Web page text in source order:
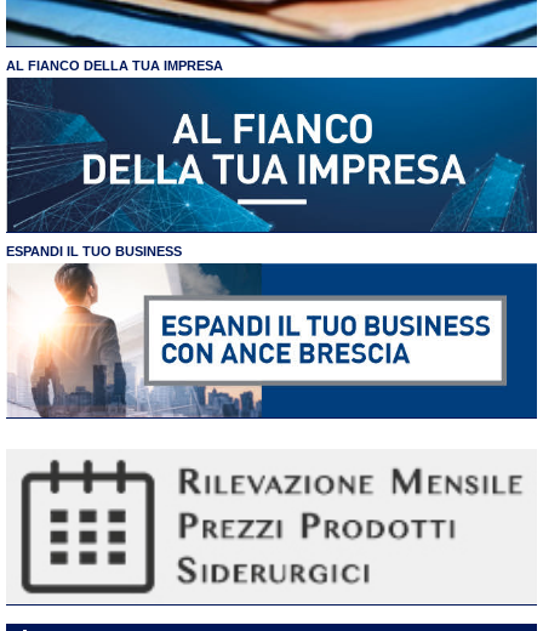
AL FIANCO DELLA TUA IMPRESA
ESPANDI IL TUO BUSINESS